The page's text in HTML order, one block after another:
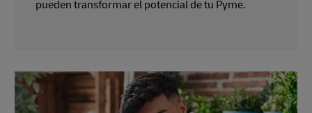
pueden transformar el potencial de tu Pyme.